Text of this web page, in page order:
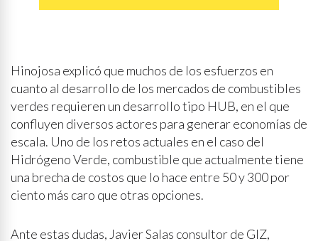
Hinojosa explicó que muchos de los esfuerzos en
cuanto al desarrollo de los mercados de combustibles
verdes requieren un desarrollo tipo HUB, en el que
confluyen diversos actores para generar economías de
escala. Uno de los retos actuales en el caso del
Hidrógeno Verde, combustible que actualmente tiene
una brecha de costos que lo hace entre 50 y 300 por
ciento más caro que otras opciones.
Ante estas dudas, Javier Salas consultor de GIZ,